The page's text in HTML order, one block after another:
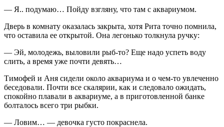
— Я.. подумаю… Пойду взгляну, что там с аквариумом.
Дверь в комнату оказалась закрыта, хотя Рита точно помнила,
что оставила ее открытой. Она легонько толкнула ручку:
— Эй, молодежь, выловили рыб-то? Еще надо успеть воду
слить, а время уже почти девять…
Тимофей и Аня сидели около аквариума и о чем-то увлеченно
беседовали. Почти все скалярии, как и следовало ожидать,
спокойно плавали в аквариуме, а в приготовленной банке
болталось всего три рыбки.
— Ловим… — девочка густо покраснела.